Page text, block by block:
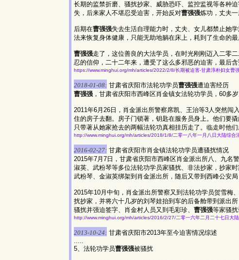
长期的监禁折磨、骚扰抄家、威胁恐吓、监控监视等各种
失，后来家人不堪忍受迫害，开始反对曹强强炼功，丈夫
后期在曹强强失去生活自理能力时，丈夫、女儿都禁止她
法来恢复身体健康，只能无助地躺在床上，耗到了生命的最
曹强强走了，这位善良的大法学员，在时光刚刚迈入二零
忍的信仰，二十二年来，遭受了这么多邪恶的迫害，最后含
https://www.minghui.org/mh/articles/2022/2/8/长期被迫害-甘肃淳朴妇女曹
2018-01-08: 甘肃省庆阳市法轮功学员曹强强遭迫害经历
曹强强 ，甘肃省庆阳市西峰区肖金镇女法轮功学员，60多
2011年6月26日，肖金派出所警察席凯、王治等3人突然
住的房子去翻。房子门锁著，钥匙在服务员身上。他们要
只带著从她家抢去的两幅法轮功真相挂历走了。临走时他
http://www.minghui.org/mh/articles/2018/1/8/二零一八年一月八日大陆综
2016-02-27: 甘肃省庆阳市肖金镇法轮功学员遭骚扰情况
2015年7月7日，甘肃省庆阳市西峰区肖金派出所八、九名
淑英、武粉琴等多位法轮功学员家骚扰、非法抄家，抄家
武粉琴、金淑英绑架到肖金派出所，随后又带到西峰公安
2015年10月中旬，肖金派出所警察又到法轮功学员贺雪梅
扰抄家，并将六十几岁的刘琴娃抬到车的后备舱带到派出
骚扰并强迫签字、肖金村人员又到毛彩珍、 曹强强等家骚扰
http://www.minghui.org/mh/articles/2016/2/27/二零一六年二月二十七日大
2013-10-24: 甘肃省庆阳市2013年至今迫害情况综述
5、法轮功学员曹强强被骚扰